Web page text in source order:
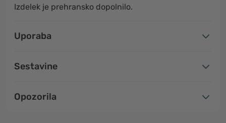
Izdelek je prehransko dopolnilo.
Uporaba
Sestavine
Opozorila